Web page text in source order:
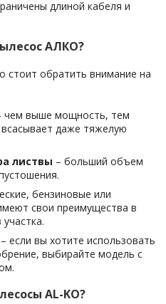
длиной кабеля и
АЛКО?
стоит обратить внимание на
чем выше мощность, тем
даже тяжелую
листвы – больший объем
бензиновые или
свои преимущества в
– если вы хотите использовать
выбирайте модель с
AL-KO?